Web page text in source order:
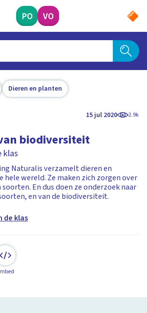
PO VO
Dieren en planten
15 jul 2020 2.9k
biodiversiteit
klas
Naturalis verzamelt dieren en
hele wereld. Ze maken zich zorgen over
En dus doen ze onderzoek naar
en van de biodiversiteit.
de klas